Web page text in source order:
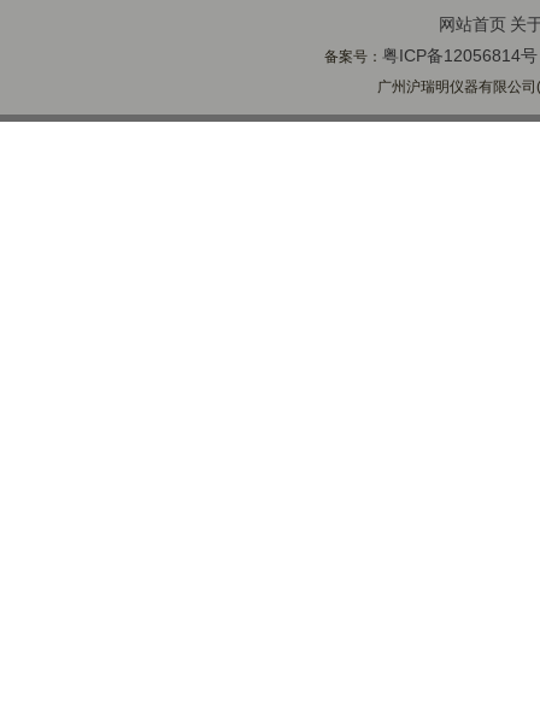
网站首页 关
备案号： 粤ICP备12056814号
广州沪瑞明仪器有限公